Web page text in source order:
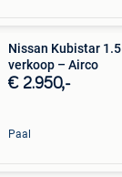
Nissan Kubistar
verkoop – Airco
€ 2.950,-
Paal